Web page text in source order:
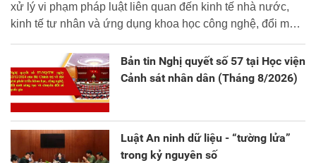
xử lý vi phạm pháp luật liên quan đến kinh tế nhà nước,
kinh tế tư nhân và ứng dụng khoa học công nghệ, đổi mới
Bản tin Nghị quyết số 57 tại Học viện
Cảnh sát nhân dân (Tháng 8/2026)
Luật An ninh dữ liệu - “tường lửa”
trong kỷ nguyên số